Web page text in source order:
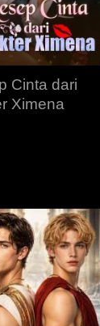
Cinta dari
Ximena